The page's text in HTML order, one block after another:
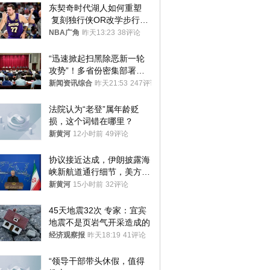
东契奇时代湖人如何重塑
复刻独行侠OR改学步行
者？
NBA广角 昨天13:23 38评论
“迅速掀起扫黑除恶新一轮
攻势”！多省份密集部署，
公布举报方式
新闻资讯综合 昨天21:53 247评论
法院认为“老登”属年龄贬
损，这个词错在哪里？
新黄河 12小时前 49评论
协议接近达成，伊朗披露海
峡新航道通行细节，美方再
提“倒计时”
新黄河 15小时前 32评论
45天地震32次 专家：宜宾
地震不是页岩气开采造成的
经济观察报 昨天18:19 41评论
“领导干部带头休假，值得